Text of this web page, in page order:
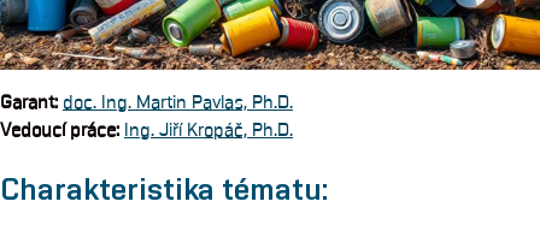
Garant: doc. Ing. Martin Pavlas, Ph.D.
Vedoucí práce: Ing. Jiří Kropáč, Ph.D.
Charakteristika tématu: